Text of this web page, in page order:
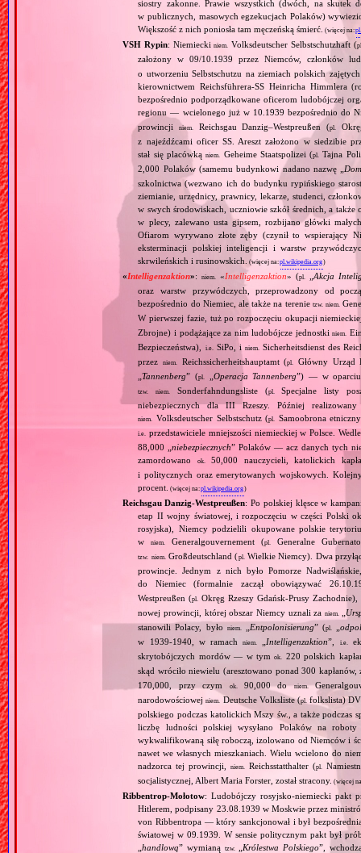
siostry zakonne. Prawie wszystkich (dwóch, na skutek
w publicznych, masowych egzekucjach Polaków)
Większość z nich poniosła tam męczeńską śmierć. (więcej na:
VSH Rypin: Niemieckiniem. Volksdeutscher Selbstschutzhaft (
założony w 09/10.1939 przez Niemców, członków
o utworzeniu Selbstschutzu na ziemiach polskich
kierownictwem Reichsführera‐SS Heinricha Himmlera
bezpośrednio podporządkowane oficerom ludobójczej
regionu — wcielonego już w 10.1939 bezpośrednio do
prowincjiniem. Reichsgau Danzig–Westpreußen (pl.
z najeźdźcami oficer SS. Areszt założono w siedzibie
stał się placówkąniem. Geheime Staatspolizei (pl. Tajna
2,000 Polaków (samemu budynkowi nadano nazwę „
szkolnictwa (wezwano ich do budynku rypińskiego
ziemianie, urzędnicy, prawnicy, lekarze, studenci,
w swych środowiskach, uczniowie szkół średnich, a
w plecy, zalewano usta gipsem, rozbijano główki
Ofiarom wyrywano złote zęby (czynił to wspierający
eksterminacji polskiej inteligencji i warstw
skrwileńskich i rusinowskich.
(więcej na:pl.wikipedia.org)
«Intelligenzaktion»: niem. «Intelligenzaktion» (pl. „Akcja
oraz warstw przywódczych, przeprowadzony od
bezpośrednio do Niemiec, ale także na terenie tzw. niem.
W pierwszej fazie, tuż po rozpoczęciu okupacji
Zbrojne) i podążające za nim ludobójcze jednostkiniem.
Bezpieczeństwa),
i.e. SiPo, i niem. Sicherheitsdienst des
przezniem. Reichssicherheitshauptamt (pl.
Główny Urząd
„Tannenberg” (pl. Operacja Tannenberg”) — w oparciu
tzw. niem. Sonderfahndungsliste (pl.
Specjalne listy
niebezpiecznych dla III Rzeszy. Później
niem. Volksdeutscher Selbstschutz (pl. Samoobrona
i.e. przedstawiciele mniejszości niemieckiej w Polsce.
88,000 „niebezpiecznych” Polaków — acz danych tych
zamordowano
ok.
50,000 nauczycieli, katolickich
i politycznych oraz emerytowanych wojskowych.
procent. (więcej na:pl.wikipedia.org)
Reichsgau Danzig‐Westpreußen: Po polskiej klęsce w
etap II wojny światowej, i rozpoczęciu w części Polski
rosyjska), Niemcy podzielili okupowane polskie
wniem. Generalgouvernement (pl. Generalne
tzw. niem. Großdeutschland (pl. Wielkie Niemcy). Dwa
prowincje. Jednym z nich było Pomorze
do Niemiec (formalnie zaczął obowiązywać
Westpreußen (pl. Okręg Rzeszy Gdańsk‐Prusy
nowej prowincji, której obszar Niemcy uznali za niem.
stanowili Polacy, było
niem. Entpolonisierung” (pl.
w 1939‐1940, w ramachniem. Intelligenzaktion”, i.e.
skrytobójczych mordów — w tymok. 220 polskich
skąd wróciło niewielu (aresztowano ponad 300
170,000, przy czym
ok. 90,000 doniem.
narodowościowejniem. Deutsche Volksliste (pl. folkslista)
polskiego podczas katolickich Mszy św., a także podczas
liczbę ludności polskiej wysyłano Polaków na
wykwalifikowaną siłę roboczą, izolowano od Niemców i
nawet we własnych mieszkaniach. Wielu wcielono do
nadzorca tej prowincji,niem. Reichsstatthalter (pl.
socjalistycznej, Albert Maria Forster, został stracony. (więcej
Ribbentrop‐Mołotow: Ludobójczy rosyjsko‐niemiecki pakt
Hitlerem, podpisany 23.08.1939 w Moskwie przez
von Ribbentropa — który sankcjonował i był
światowej w 09.1939. W sensie politycznym pakt był
„handlową” wymianą tzw. Królestwa Polskiego”,